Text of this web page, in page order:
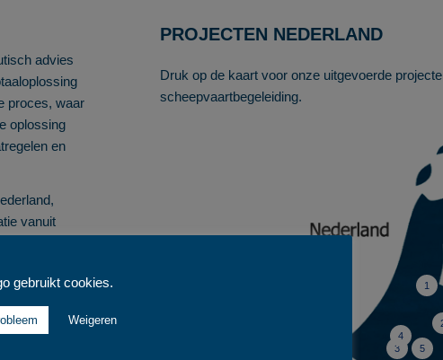
advies
proces, waar
oplossing
en
vanuit
van wet-
en
PROJECTEN NEDERLAND
Druk op de kaart voor onze uitgevoerde
scheepvaartbegeleiding.
1
3
4
5
gebruikt cookies.
Weigeren